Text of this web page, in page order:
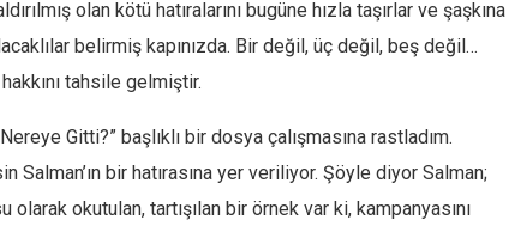
olan kötü hatıralarını bugüne hızla taşırlar ve şaşkına
belirmiş kapınızda. Bir değil, üç değil, beş değil…
tahsile gelmiştir.
Gitti?” başlıklı bir dosya çalışmasına rastladım.
Salman’ın bir hatırasına yer veriliyor. Şöyle diyor Salman;
okutulan, tartışılan bir örnek var ki, kampanyasını